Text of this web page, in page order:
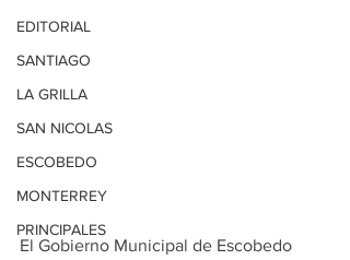
EDITORIAL
SANTIAGO
LA GRILLA
SAN NICOLAS
ESCOBEDO
MONTERREY
PRINCIPALES
El Gobierno Municipal de Escobedo